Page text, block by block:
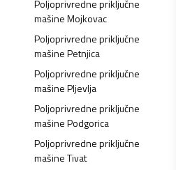
Poljoprivredne priključne
mašineMojkovac
Poljoprivredne priključne
mašinePetnjica
Poljoprivredne priključne
mašinePljevlja
Poljoprivredne priključne
mašinePodgorica
Poljoprivredne priključne
mašineTivat